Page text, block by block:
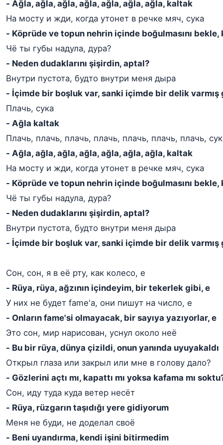
- Ağla, ağla, ağla, ağla, ağla, ağla, ağla, kaltak
На мосту и жди, когда утонет в речке мяч, сука
- Köprüde ve topun nehrin içinde boğulmasını bekle,
Чё ты губы надула, дура?
- Neden dudaklarını şişirdin, aptal?
Внутри пустота, будто внутри меня дыра
- İçimde bir boşluk var, sanki içimde bir delik varmış
Плачь, сука
- Ağla kaltak
Плачь, плачь, плачь, плачь, плачь, плачь, плачь,
- Ağla, ağla, ağla, ağla, ağla, ağla, ağla, kaltak
На мосту и жди, когда утонет в речке мяч, сука
- Köprüde ve topun nehrin içinde boğulmasını bekle,
Чё ты губы надула, дура?
- Neden dudaklarını şişirdin, aptal?
Внутри пустота, будто внутри меня дыра
- İçimde bir boşluk var, sanki içimde bir delik varmış
Сон, сон, я в её рту, как колесо, е
- Rüya, rüya, ağzının içindeyim, bir tekerlek gibi, e
У них не будет fame'а, они пишут на число, е
- Onların fame'si olmayacak, bir sayıya yazıyorlar, e
Это сон, мир нарисован, уснул около неё
- Bu bir rüya, dünya çizildi, onun yanında uyuyakaldı
Открыл глаза или закрыл или мне в голову дало?
- Gözlerini açtı mı, kapattı mı yoksa kafama mı
Сон, иду туда куда ветер несёт
- Rüya, rüzgarın taşıdığı yere gidiyorum
Меня не буди, не доделал своё
- Beni uyandırma, kendi işini bitirmedim